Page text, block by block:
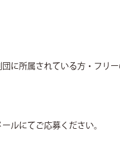
に所属されている方・フリ
ルにてご応募ください。